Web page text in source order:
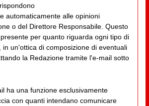
automaticamente alle opinioni
o del Direttore Responsabile. Questo
per quanto riguarda ogni tipo di
in un'ottica di composizione di eventuali
la Redazione tramite l'e-mail sotto
ha una funzione esclusivamente
con quanti intendano comunicare